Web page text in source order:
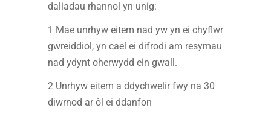
daliadau rhannol yn unig:
1 Mae unrhyw eitem nad yw yn ei chyflwr
gwreiddiol, yn cael ei difrodi am resymau
nad ydynt oherwydd ein gwall.
2 Unrhyw eitem a ddychwelir fwy na 30
diwrnod ar ôl ei ddanfon